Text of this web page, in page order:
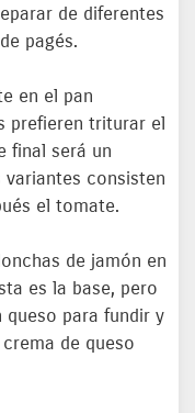
de diferentes
pagés.
en el pan
prefieren triturar el
final será un
consisten
el tomate.
de jamón en
es la base, pero
queso para fundir y
de queso